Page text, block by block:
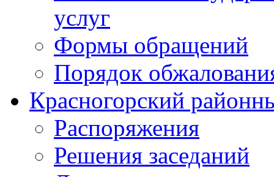
услуг
Формы обращений
Порядок
Красногорский
Распоряжения
Решения заседаний